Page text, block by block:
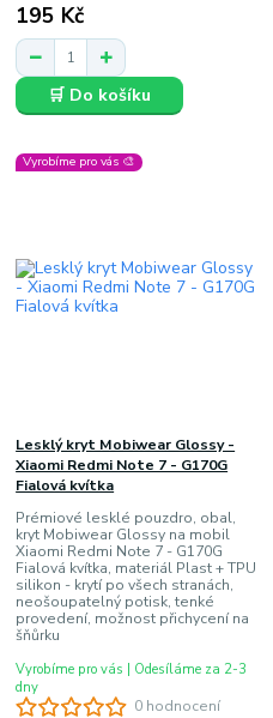
195 Kč
🛒 Do košíku
Vyrobíme pro vás 🎨
0 hodnocení
Lesklý kryt Mobiwear Glossy -
Xiaomi Redmi Note 7 - G170G
Fialová kvítka
Prémiové lesklé pouzdro, obal,
kryt Mobiwear Glossy na mobil
Xiaomi Redmi Note 7 - G170G
Fialová kvítka, materiál Plast + TPU
silikon - krytí po všech stranách,
neošoupatelný potisk, tenké
provedení, možnost přichycení na
šňůrku
Vyrobíme pro vás | Odesíláme za 2-3
dny